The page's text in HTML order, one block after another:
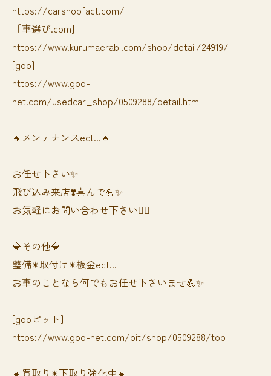
https://carshopfact.com/
［車選び.com]
https://www.kurumaerabi.com/shop/detail/24919/
[goo]
https://www.goo-
net.com/usedcar_shop/0509288/detail.html
🔸メンテナンスect...🔸
お任せ下さい✨
飛び込み来店❣️喜んで💪✨
お気軽にお問い合わせ下さい🙆‍♀️
🔷その他🔷
整備✴︎取付け✴︎板金ect...
お車のことなら何でもお任せ下さいませ💪✨
[gooピット]
https://www.goo-net.com/pit/shop/0509288/top
🔹買取り✴︎下取り強化中🔹